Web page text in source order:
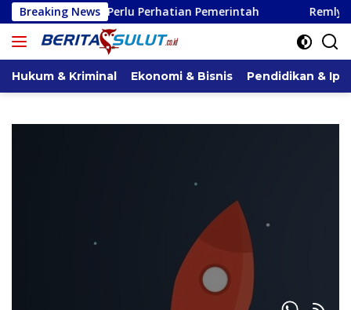
Langsung
ke
konten
Breaking News
Perlu Perhatian Pemerintah Remly Kandoli
Hukum & Kriminal Ekonomi & Bisnis Pendidikan &